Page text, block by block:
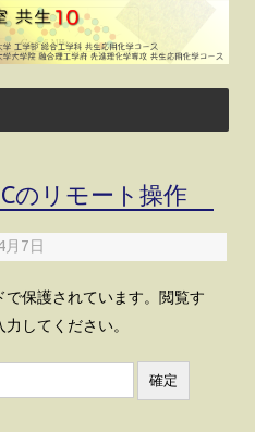
のリモート操作
月7日
保護されています。閲覧す
してください。